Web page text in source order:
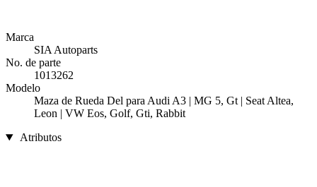
Marca
SIA Autoparts
No. de parte
1013262
Modelo
Maza de Rueda Del para Audi A3 | MG 5, Gt | Seat Altea,
Leon | VW Eos, Golf, Gti, Rabbit
Atributos